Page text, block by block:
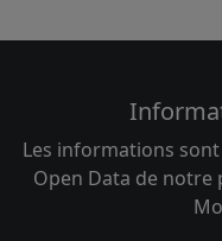
Les informations
Open Data de notre